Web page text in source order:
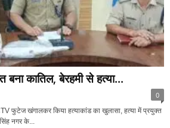
कातिल, बेरहमी से हत्या...
0
फुटेज खंगालकर किया हत्याकांड का खुलासा, हत्या में प्रयुक्त
नगर के...